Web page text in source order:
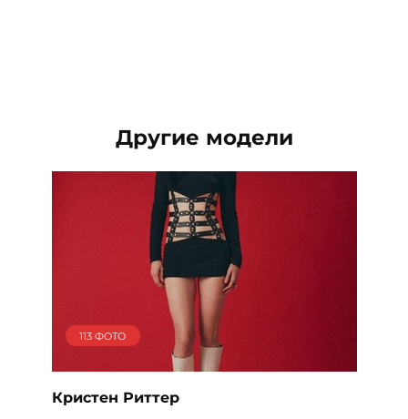
Другие модели
113 ФОТО
Кристен Риттер